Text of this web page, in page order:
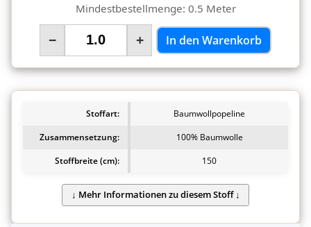
Mindestbestellmenge: 0.5 Meter
− + In den Warenkorb
Stoffart:
Baumwollpopeline
Zusammensetzung:
100% Baumwolle
Stoffbreite (cm):
150